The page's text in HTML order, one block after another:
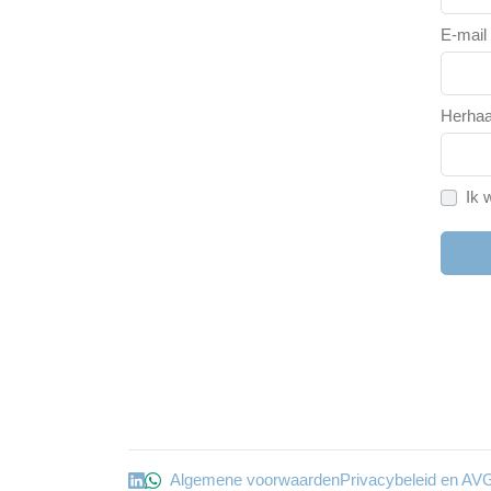
E-mail
Ik
Algemene voorwaardenPrivacybeleid en